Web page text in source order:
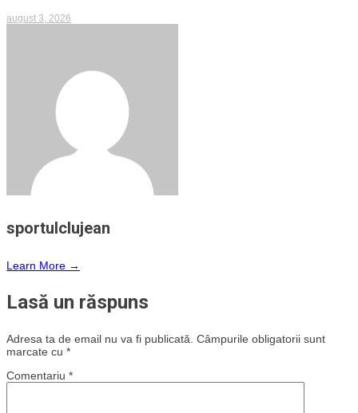
august 3, 2026
sportulclujean
Learn More →
Lasă un răspuns
Adresa ta de email nu va fi publicată. Câmpurile obligatorii sunt
marcate cu *
Comentariu *